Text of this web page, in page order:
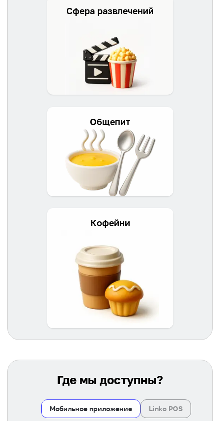
Сфера развлечений
Общепит
Кофейни
Где мы доступны?
Мобильное приложение Linko POS